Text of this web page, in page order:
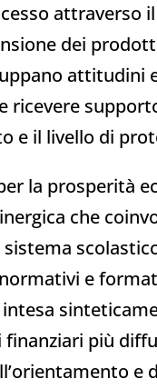
dei
attitudini
e il livello di
la prosperità
che
e
più
e